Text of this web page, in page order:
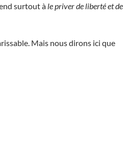
surtout à le priver de liberté et de
Mais nous dirons ici que